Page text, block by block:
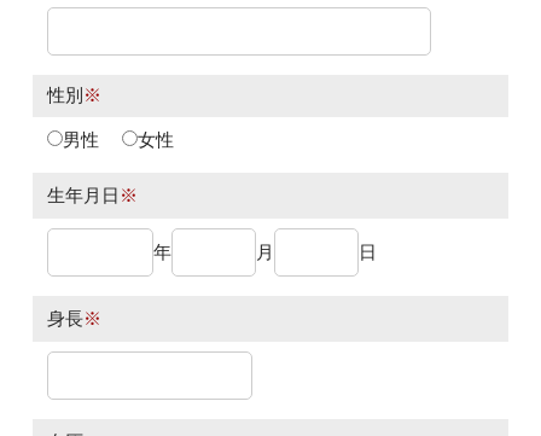
性別 ※
男性 女性
生年月日 ※
年 月 日
身長※